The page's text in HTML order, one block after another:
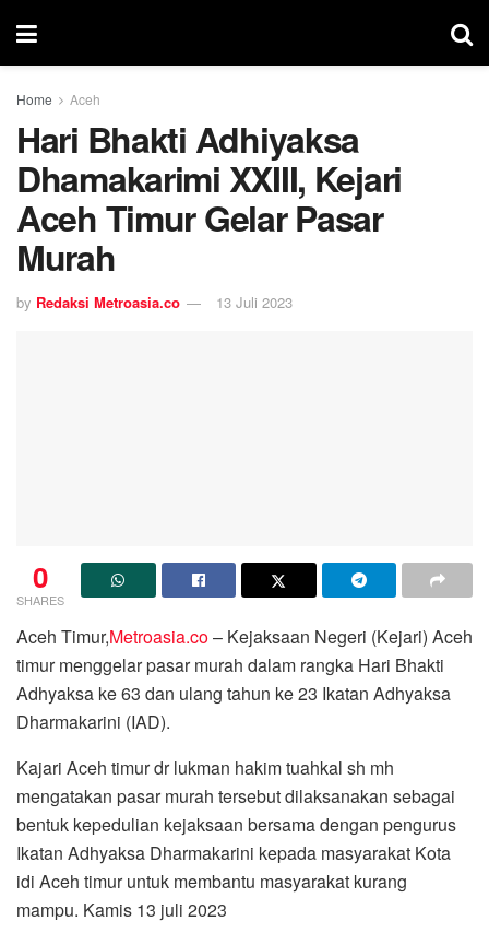
Home Aceh
Hari Bhakti Adhiyaksa
Dhamakarimi XXIII, Kejari
Aceh Timur Gelar Pasar
Murah
by Redaksi Metroasia.co 13 Juli 2023
0
SHARES
Aceh Timur,Metroasia.co– Kejaksaan Negeri (Kejari) Aceh
timur menggelar pasar murah dalam rangka Hari Bhakti
Adhyaksa ke 63 dan ulang tahun ke 23 Ikatan Adhyaksa
Dharmakarini (IAD).
Kajari Aceh timur dr lukman hakim tuahkal sh mh
mengatakan pasar murah tersebut dilaksanakan sebagai
bentuk kepedulian kejaksaan bersama dengan pengurus
Ikatan Adhyaksa Dharmakarini kepada masyarakat Kota
idi Aceh timur untuk membantu masyarakat kurang
mampu. Kamis 13 juli 2023